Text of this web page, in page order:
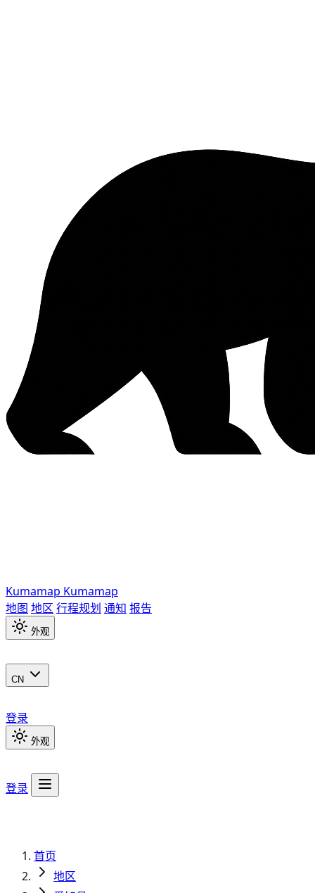
Kumamap Kumamap
地图 地区 行程规划 通知 报告
外观
CN
登录
外观
登录
首页
地区